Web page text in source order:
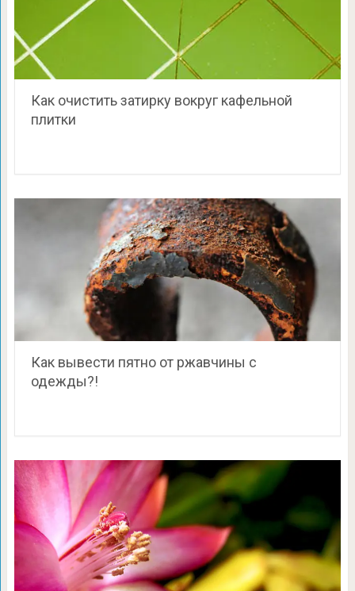
Как очистить затирку вокруг кафельной
плитки
Как вывести пятно от ржавчины с
одежды?!